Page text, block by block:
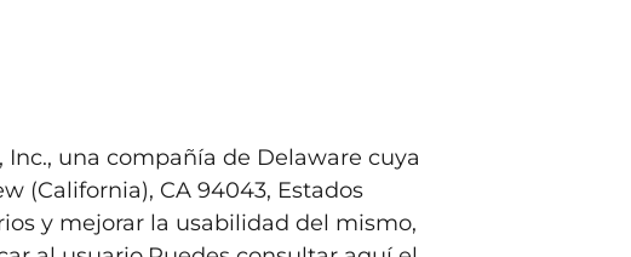
una compañía de Delaware cuya
(California), CA 94043, Estados
y mejorar la usabilidad del mismo,